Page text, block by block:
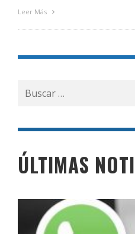
Leer Más
Buscar
por:
ÚLTIMAS